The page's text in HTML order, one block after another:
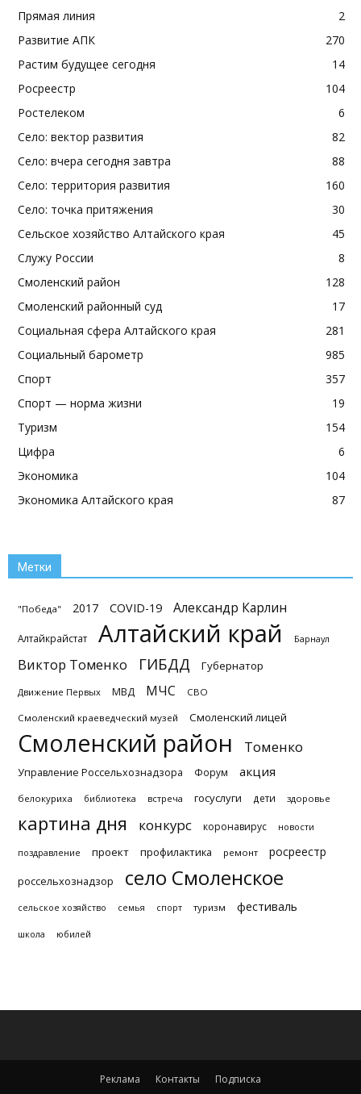
Прямая линия
2
Развитие АПК
270
Растим будущее сегодня
14
Росреестр
104
Ростелеком
6
Село: вектор развития
82
Село: вчера сегодня завтра
88
Село: территория развития
160
Село: точка притяжения
30
Сельское хозяйство Алтайского края
45
Служу России
8
Смоленский район
128
Смоленский районный суд
17
Социальная сфера Алтайского края
281
Социальный барометр
985
Спорт
357
Спорт — норма жизни
19
Туризм
154
Цифра
6
Экономика
104
Экономика Алтайского края
87
Метки
"Победа" 2017 COVID-19 Александр Карлин
Алтайкрайстат Алтайский край Барнаул
Виктор Томенко ГИБДД Губернатор
Движение Первых МВД МЧС СВО
Смоленский краеведческий музей Смоленский лицей
Смоленский район Томенко
Управление Россельхознадзора Форум акция
белокуриха библиотека встреча госуслуги дети здоровье
картина дня конкурс коронавирус новости
поздравление проект профилактика ремонт росреестр
россельхознадзор село Смоленское
сельское хозяйство семья спорт туризм фестиваль
школа юбилей
Реклама Контакты Подписка